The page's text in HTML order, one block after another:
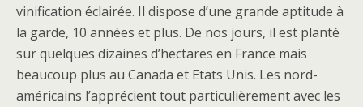
vinification éclairée. Il dispose d’une grande aptitude à
la garde, 10 années et plus. De nos jours, il est planté
sur quelques dizaines d’hectares en France mais
beaucoup plus au Canada et Etats Unis. Les nord-
américains l’apprécient tout particulièrement avec les